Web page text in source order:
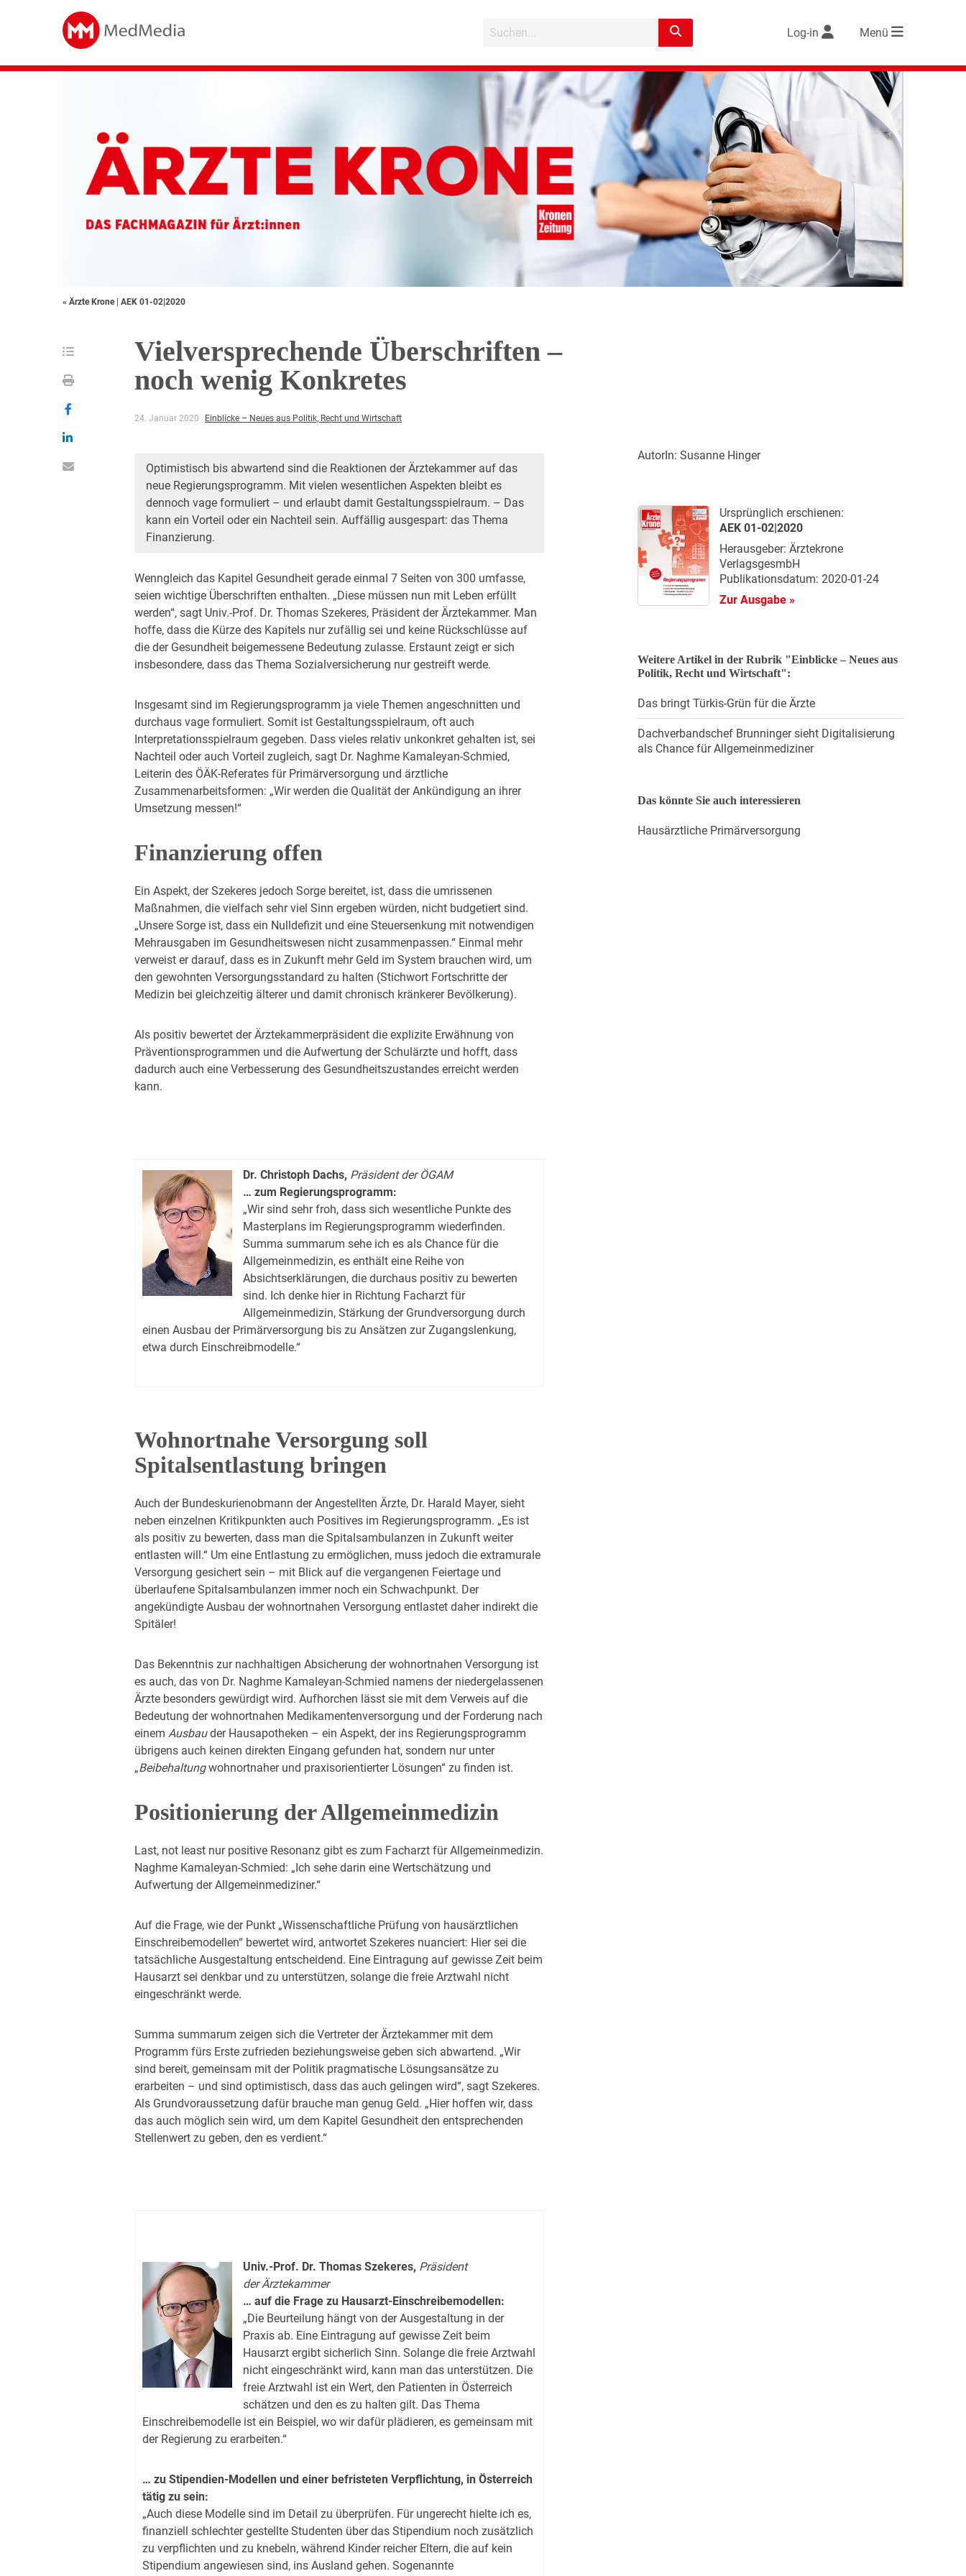
Log-in Menü
« Ärzte Krone | AEK 01-02|2020
Vielversprechende Überschriften –
noch wenig Konkretes
24. Januar 2020 Einblicke – Neues aus Politik, Recht und Wirtschaft
Optimistisch bis abwartend sind die Reaktionen der Ärztekammer auf das
neue Regierungsprogramm. Mit vielen wesentlichen Aspekten bleibt es
dennoch vage formuliert – und erlaubt damit Gestaltungsspielraum. – Das
kann ein Vorteil oder ein Nachteil sein. Auffällig ausgespart: das Thema
Finanzierung.
Wenngleich das Kapitel Gesundheit gerade einmal 7 Seiten von 300 umfasse,
seien wichtige Überschriften enthalten. „Diese müssen nun mit Leben erfüllt
werden“, sagt Univ.-Prof. Dr. Thomas Szekeres, Präsident der Ärztekammer. Man
hoffe, dass die Kürze des Kapitels nur zufällig sei und keine Rückschlüsse auf
die der Gesundheit beigemessene Bedeutung zulasse. Erstaunt zeigt er sich
insbesondere, dass das Thema Sozialversicherung nur gestreift werde.
Insgesamt sind im Regierungsprogramm ja viele Themen angeschnitten und
durchaus vage formuliert. Somit ist Gestaltungsspielraum, oft auch
Interpretationsspielraum gegeben. Dass vieles relativ unkonkret gehalten ist, sei
Nachteil oder auch Vorteil zugleich, sagt Dr. Naghme Kamaleyan-Schmied,
Leiterin des ÖÄK-Referates für Primärversorgung und ärztliche
Zusammenarbeitsformen: „Wir werden die Qualität der Ankündigung an ihrer
Umsetzung messen!“
Finanzierung offen
Ein Aspekt, der Szekeres jedoch Sorge bereitet, ist, dass die umrissenen
Maßnahmen, die vielfach sehr viel Sinn ergeben würden, nicht budgetiert sind.
„Unsere Sorge ist, dass ein Nulldefizit und eine Steuersenkung mit notwendigen
Mehrausgaben im Gesundheitswesen nicht zusammenpassen.“ Einmal mehr
verweist er darauf, dass es in Zukunft mehr Geld im System brauchen wird, um
den gewohnten Versorgungsstandard zu halten (Stichwort Fortschritte der
Medizin bei gleichzeitig älterer und damit chronisch kränkerer Bevölkerung).
Als positiv bewertet der Ärztekammerpräsident die explizite Erwähnung von
Präventionsprogrammen und die Aufwertung der Schulärzte und hofft, dass
dadurch auch eine Verbesserung des Gesundheitszustandes erreicht werden
kann.
Dr. Christoph Dachs, Präsident der ÖGAM
… zum Regierungsprogramm:
„Wir sind sehr froh, dass sich wesentliche Punkte des
Masterplans im Regierungsprogramm wiederfinden.
Summa summarum sehe ich es als Chance für die
Allgemeinmedizin, es enthält eine Reihe von
Absichtserklärungen, die durchaus positiv zu bewerten
sind. Ich denke hier in Richtung Facharzt für
Allgemeinmedizin, Stärkung der Grundversorgung durch
einen Ausbau der Primärversorgung bis zu Ansätzen zur Zugangslenkung,
etwa durch Einschreibmodelle.“
Wohnortnahe Versorgung soll
Spitalsentlastung bringen
Auch der Bundeskurienobmann der Angestellten Ärzte, Dr. Harald Mayer, sieht
neben einzelnen Kritikpunkten auch Positives im Regierungsprogramm. „Es ist
als positiv zu bewerten, dass man die Spitalsambulanzen in Zukunft weiter
entlasten will.“ Um eine Entlastung zu ermöglichen, muss jedoch die extramurale
Versorgung gesichert sein – mit Blick auf die vergangenen Feiertage und
überlaufene Spitalsambulanzen immer noch ein Schwachpunkt. Der
angekündigte Ausbau der wohnortnahen Versorgung entlastet daher indirekt die
Spitäler!
Das Bekenntnis zur nachhaltigen Absicherung der wohnortnahen Versorgung ist
es auch, das von Dr. Naghme Kamaleyan-Schmied namens der niedergelassenen
Ärzte besonders gewürdigt wird. Aufhorchen lässt sie mit dem Verweis auf die
Bedeutung der wohnortnahen Medikamentenversorgung und der Forderung nach
einem Ausbauder Hausapotheken – ein Aspekt, der ins Regierungsprogramm
übrigens auch keinen direkten Eingang gefunden hat, sondern nur unter
„Beibehaltungwohnortnaher und praxisorientierter Lösungen“ zu finden ist.
Positionierung der Allgemeinmedizin
Last, not least nur positive Resonanz gibt es zum Facharzt für Allgemeinmedizin.
Naghme Kamaleyan-Schmied: „Ich sehe darin eine Wertschätzung und
Aufwertung der Allgemeinmediziner.“
Auf die Frage, wie der Punkt „Wissenschaftliche Prüfung von hausärztlichen
Einschreibemodellen“ bewertet wird, antwortet Szekeres nuanciert: Hier sei die
tatsächliche Ausgestaltung entscheidend. Eine Eintragung auf gewisse Zeit beim
Hausarzt sei denkbar und zu unterstützen, solange die freie Arztwahl nicht
eingeschränkt werde.
Summa summarum zeigen sich die Vertreter der Ärztekammer mit dem
Programm fürs Erste zufrieden beziehungsweise geben sich abwartend. „Wir
sind bereit, gemeinsam mit der Politik pragmatische Lösungsansätze zu
erarbeiten – und sind optimistisch, dass das auch gelingen wird“, sagt Szekeres.
Als Grundvoraussetzung dafür brauche man genug Geld. „Hier hoffen wir, dass
das auch möglich sein wird, um dem Kapitel Gesundheit den entsprechenden
Stellenwert zu geben, den es verdient.“
Univ.-Prof. Dr. Thomas Szekeres, Präsident
der Ärztekammer
… auf die Frage zu Hausarzt-Einschreibemodellen:
„Die Beurteilung hängt von der Ausgestaltung in der
Praxis ab. Eine Eintragung auf gewisse Zeit beim
Hausarzt ergibt sicherlich Sinn. Solange die freie Arztwahl
nicht eingeschränkt wird, kann man das unterstützen. Die
freie Arztwahl ist ein Wert, den Patienten in Österreich
schätzen und den es zu halten gilt. Das Thema
Einschreibemodelle ist ein Beispiel, wo wir dafür plädieren, es gemeinsam mit
der Regierung zu erarbeiten.“
… zu Stipendien-Modellen und einer befristeten Verpflichtung, in Österreich
tätig zu sein:
„Auch diese Modelle sind im Detail zu überprüfen. Für ungerecht hielte ich es,
finanziell schlechter gestellte Studenten über das Stipendium noch zusätzlich
zu verpflichten und zu knebeln, während Kinder reicher Eltern, die auf kein
Stipendium angewiesen sind, ins Ausland gehen. Sogenannte
AutorIn: Susanne Hinger
Ursprünglich erschienen:
AEK 01-02|2020
Herausgeber: Ärztekrone
VerlagsgesmbH
Publikationsdatum: 2020-01-24
Zur Ausgabe »
Weitere Artikel in der Rubrik "Einblicke – Neues aus
Politik, Recht und Wirtschaft":
Das bringt Türkis-Grün für die Ärzte
Dachverbandschef Brunninger sieht Digitalisierung
als Chance für Allgemeinmediziner
Das könnte Sie auch interessieren
Hausärztliche Primärversorgung